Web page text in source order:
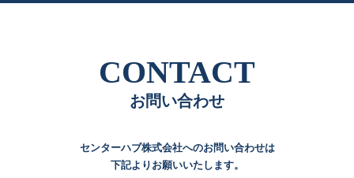
CONTACT
お問い合わせ
センターハブ株式会社へのお問い合わせは
下記よりお願いいたします。